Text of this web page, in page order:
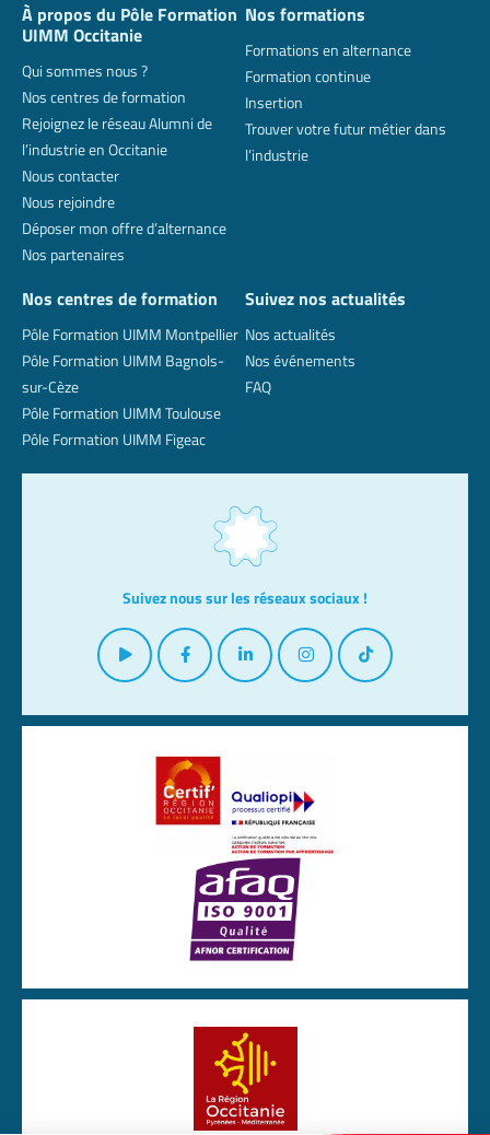
À propos du Pôle Formation
UIMM Occitanie
Qui sommes nous ?
Nos centres de formation
Rejoignez le réseau Alumni de
l’industrie en Occitanie
Nous contacter
Nous rejoindre
Déposer mon offre d’alternance
Nos partenaires
Nos formations
Formations en alternance
Formation continue
Insertion
Trouver votre futur métier dans
l’industrie
Nos centres de formation
Pôle Formation UIMM Montpellier
Pôle Formation UIMM Bagnols-
sur-Cèze
Pôle Formation UIMM Toulouse
Pôle Formation UIMM Figeac
Suivez nos actualités
Nos actualités
Nos événements
FAQ
Suivez nous sur les réseaux sociaux !